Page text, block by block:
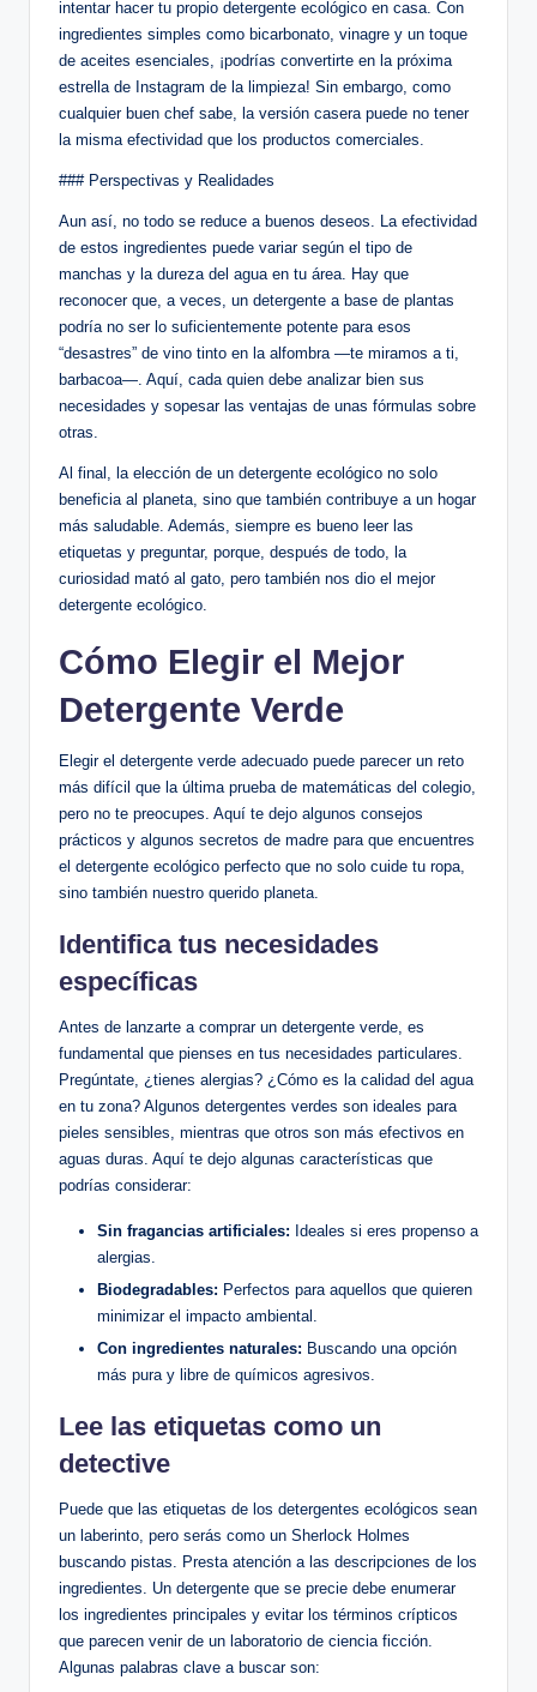
intentar hacer tu propio detergente ecológico en casa. Con
ingredientes simples como bicarbonato, vinagre y un toque
de aceites esenciales, ¡podrías convertirte en la próxima
estrella de Instagram de la limpieza! Sin embargo, como
cualquier buen chef sabe, la versión casera puede no tener
la misma efectividad que los productos comerciales.
### Perspectivas y Realidades
Aun así, no todo se reduce a buenos deseos. La efectividad
de estos ingredientes puede variar según el tipo de
manchas y la dureza del agua en tu área. Hay que
reconocer que, a veces, un detergente a base de plantas
podría no ser lo suficientemente potente para esos
“desastres” de vino tinto en la alfombra —te miramos a ti,
barbacoa—. Aquí, cada quien debe analizar bien sus
necesidades y sopesar las ventajas de unas fórmulas sobre
otras.
Al final, la elección de un detergente ecológico no solo
beneficia al planeta, sino que también contribuye a un hogar
más saludable. Además, siempre es bueno leer las
etiquetas y preguntar, porque, después de todo, la
curiosidad mató al gato, pero también nos dio el mejor
detergente ecológico.
Cómo Elegir el Mejor
Detergente Verde
Elegir el detergente verde adecuado puede parecer un reto
más difícil que la última prueba de matemáticas del colegio,
pero no te preocupes. Aquí te dejo algunos consejos
prácticos y algunos secretos de madre para que encuentres
el detergente ecológico perfecto que no solo cuide tu ropa,
sino también nuestro querido planeta.
Identifica tus necesidades
específicas
Antes de lanzarte a comprar un detergente verde, es
fundamental que pienses en tus necesidades particulares.
Pregúntate, ¿tienes alergias? ¿Cómo es la calidad del agua
en tu zona? Algunos detergentes verdes son ideales para
pieles sensibles, mientras que otros son más efectivos en
aguas duras. Aquí te dejo algunas características que
podrías considerar:
Sin fragancias artificiales: Ideales si eres propenso a
alergias.
Biodegradables: Perfectos para aquellos que quieren
minimizar el impacto ambiental.
Con ingredientes naturales: Buscando una opción
más pura y libre de químicos agresivos.
Lee las etiquetas como un
detective
Puede que las etiquetas de los detergentes ecológicos sean
un laberinto, pero serás como un Sherlock Holmes
buscando pistas. Presta atención a las descripciones de los
ingredientes. Un detergente que se precie debe enumerar
los ingredientes principales y evitar los términos crípticos
que parecen venir de un laboratorio de ciencia ficción.
Algunas palabras clave a buscar son: